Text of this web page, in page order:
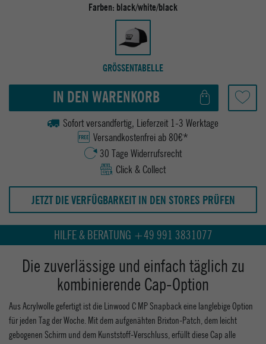
Farben: black/white/black
GRÖSSENTABELLE
IN DEN WARENKORB
Sofort versandfertig, Lieferzeit 1-3 Werktage
Versandkostenfrei ab 80€*
30 Tage Widerrufsrecht
Click & Collect
JETZT DIE VERFÜGBARKEIT IN DEN STORES PRÜFEN
HILFE & BERATUNG +49 991 3831077
Die zuverlässige und einfach täglich zu
kombinierende Cap-Option
Aus Acrylwolle gefertigt ist die Linwood C MP Snapback eine langlebige Option
für jeden Tag der Woche. Mit dem aufgenähten Brixton-Patch, dem leicht
gebogenen Schirm und dem Kunststoff-Verschluss, erfüllt diese Cap alle